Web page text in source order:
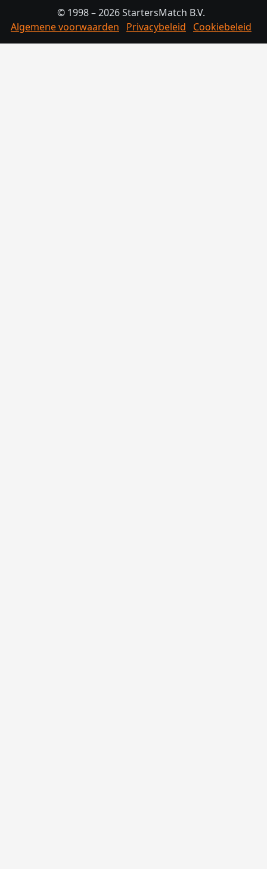
© 1998 – 2026 StartersMatch B.V.
Algemene voorwaarden
Privacybeleid Cookiebeleid